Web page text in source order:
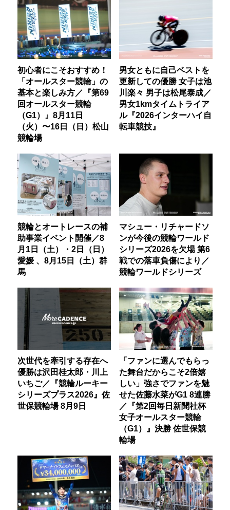
初心者にこそおすすめ！
「オールスター競輪」の
基本と楽しみ方／『第69
回オールスター競輪
（G1）』8月11日
（火）〜16日（日）松山
競輪場
男女ともに自己ベストを
更新しての優勝 女子は池
川楽々 男子は松尾泰成／
男女1kmタイムトライア
ル『2026インターハイ自
転車競技』
競輪とオートレースの補
助事業イベント開催／8
月1日（土）・2日（日）
愛媛 、8月15日（土）群
馬
マシュー・リチャードソ
ンが今後の競輪ワールド
シリーズ2026を欠場 第6
戦での落車負傷により／
競輪ワールドシリーズ
次世代を牽引する存在へ
優勝は沢田桂太郎・川上
いちご／『競輪ルーキー
シリーズプラス2026』佐
世保競輪場 8月9日
「ファンに選んでもらっ
た舞台だからこそ2倍嬉
しい」強さでファンを魅
せた佐藤水菜がG1 8連勝
／『第2回毎日新聞社杯
女子オールスター競輪
（G1）』決勝 佐世保競
輪場